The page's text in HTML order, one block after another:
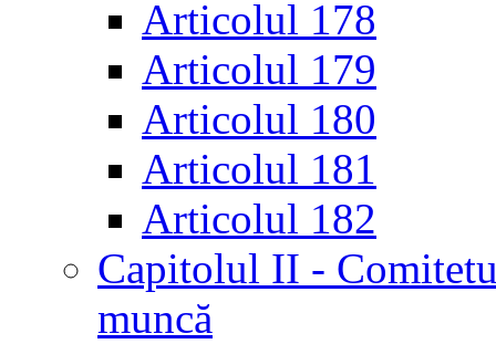
Articolul 178
Articolul 179
Articolul 180
Articolul 181
Articolul 182
Capitolul II -
muncă